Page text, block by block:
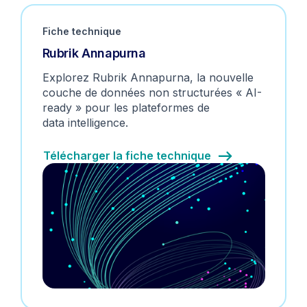
Fiche technique
Rubrik Annapurna
Explorez Rubrik Annapurna, la nouvelle
couche de données non structurées « AI-
ready » pour les plateformes de
data intelligence.
Télécharger la fiche technique